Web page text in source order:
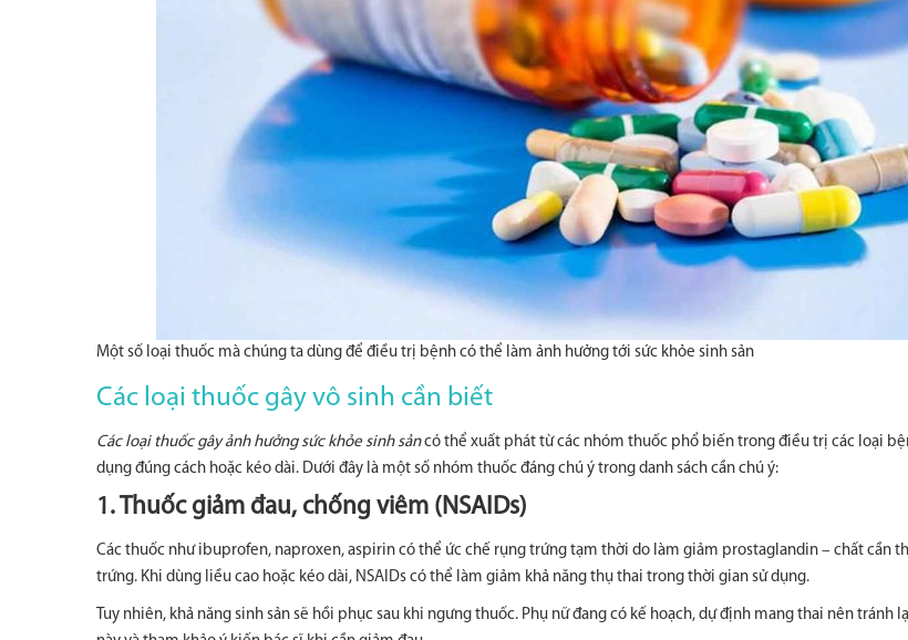
Một số loại thuốc mà chúng ta dùng để điều trị bệnh có thể làm ảnh hưởng tới sức khỏe sinh sản
Các loại thuốc gây vô sinh cần biết
Các loại thuốc gây ảnh hưởng sức khỏe sinh sảncó thể xuất phát từ các nhóm thuốc phổ biến trong điều trị các loại
dụng đúng cách hoặc kéo dài. Dưới đây là một số nhóm thuốc đáng chú ý trong danh sách cần chú ý:
1. Thuốc giảm đau, chống viêm (NSAIDs)
Các thuốc như ibuprofen, naproxen, aspirin có thể ức chế rụng trứng tạm thời do làm giảm prostaglandin – chất cần
trứng. Khi dùng liều cao hoặc kéo dài, NSAIDs có thể làm giảm khả năng thụ thai trong thời gian sử dụng.
Tuy nhiên, khả năng sinh sản sẽ hồi phục sau khi ngưng thuốc. Phụ nữ đang có kế hoạch, dự định mang thai nên tránh